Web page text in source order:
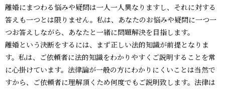
離婚にまつわる悩みや疑問は一人一人異なりますし、それに対する
答えも一つとは限りません。私は、あなたのお悩みや疑問に一つ一
つお答えしながら、あなたと一緒に問題解決を目指します。
離婚という決断をするには、まず正しい法的知識が前提となりま
す。私は、ご依頼者に法的知識をわかりやすくご説明することを常
に心掛けています。法律論が一般の方にわかりにくいことは当然で
すから、ご依頼者に理解頂くため何度でもご説明致します。法律は